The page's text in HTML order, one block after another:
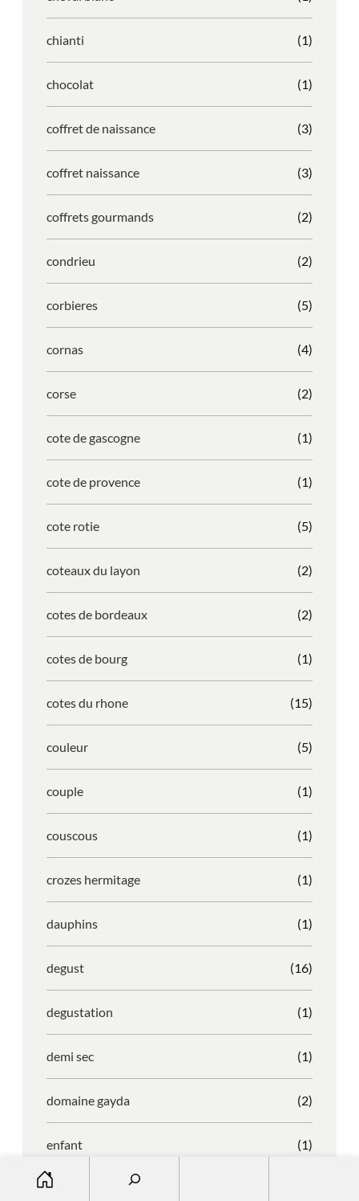
chianti (1)
chocolat (1)
coffret de naissance (3)
coffret naissance (3)
coffrets gourmands (2)
condrieu (2)
corbieres (5)
cornas (4)
corse (2)
cote de gascogne (1)
cote de provence (1)
cote rotie (5)
coteaux du layon (2)
cotes de bordeaux (2)
cotes de bourg (1)
cotes du rhone (15)
couleur (5)
couple (1)
couscous (1)
crozes hermitage (1)
dauphins (1)
degust (16)
degustation (1)
demi sec (1)
domaine gayda (2)
enfant (1)
entreprise